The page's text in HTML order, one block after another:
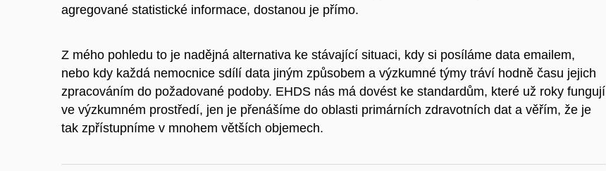
agregované statistické informace, dostanou je přímo.
Z mého pohledu to je nadějná alternativa ke stávající situaci, kdy si posíláme data emailem,
nebo kdy každá nemocnice sdílí data jiným způsobem a výzkumné týmy tráví hodně času jejich
zpracováním do požadované podoby. EHDS nás má dovést ke standardům, které už roky fungují
ve výzkumném prostředí, jen je přenášíme do oblasti primárních zdravotních dat a věřím, že je
tak zpřístupníme v mnohem větších objemech.